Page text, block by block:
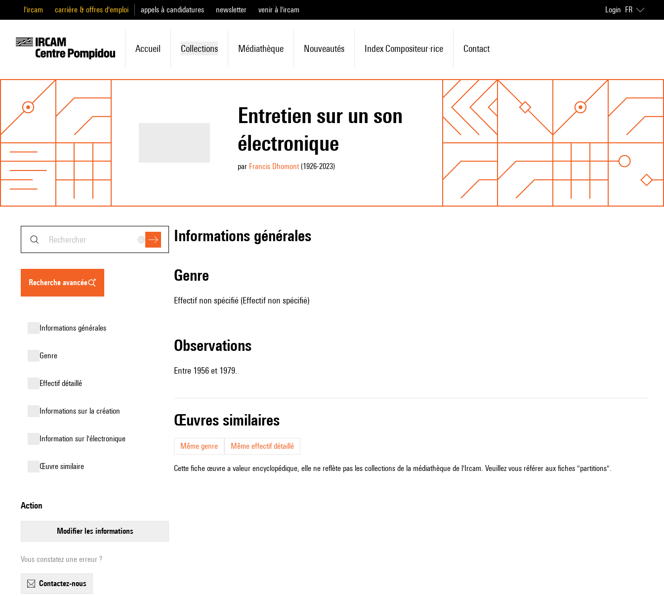
l'ircam carrière & offres d'emploi appels à candidatures newsletter venir à l'ircam Login FR
Accueil Collections Médiathèque Nouveautés Index Compositeur·rice Contact
Entretien sur un son
électronique
par Francis Dhomont(1926-2023)
recherche avancée
informations générales
genre
effectif détaillé
informations sur la création
Information sur l'électronique
œuvre similaire
action
modifier les informations
Vous constatez une erreur ?
contactez-nous
informations générales
genre
Effectif non spécifié (Effectif non spécifié)
observations
Entre 1956 et 1979.
œuvres similaires
Même genre Même effectif détaillé
Cette fiche œuvre a valeur encyclopédique, elle ne reflète pas les collections de la médiathèque de l'Ircam. Veuillez vous référer aux fiches "partitions".